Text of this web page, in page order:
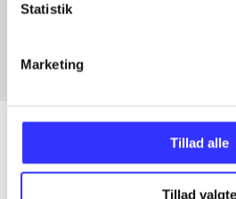
Statistik
Marketing
Tillad alle
Tillad valgte
Fra